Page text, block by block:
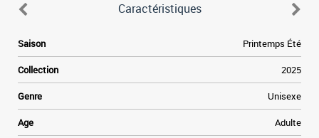
Caractéristiques
Saison Printemps Été
Collection 2025
Genre Unisexe
Age Adulte